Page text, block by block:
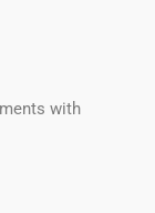
with